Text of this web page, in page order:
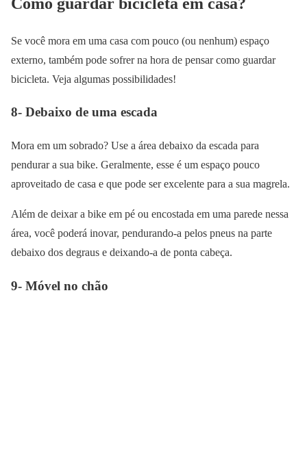
Se você mora em uma casa com pouco (ou nenhum) espaço
externo, também pode sofrer na hora de pensar como guardar
bicicleta. Veja algumas possibilidades!
8- Debaixo de uma escada
Mora em um sobrado? Use a área debaixo da escada para
pendurar a sua bike. Geralmente, esse é um espaço pouco
aproveitado de casa e que pode ser excelente para a sua magrela.
Além de deixar a bike em pé ou encostada em uma parede nessa
área, você poderá inovar, pendurando-a pelos pneus na parte
debaixo dos degraus e deixando-a de ponta cabeça.
9- Móvel no chão